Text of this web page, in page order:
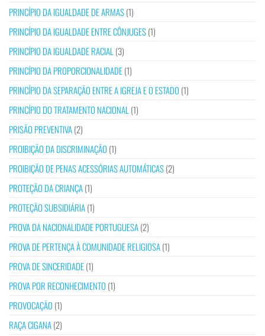
PRINCÍPIO DA IGUALDADE DE ARMAS(1)
PRINCÍPIO DA IGUALDADE ENTRE CÔNJUGES(1)
PRINCÍPIO DA IGUALDADE RACIAL (3)
PRINCÍPIO DA PROPORCIONALIDADE(1)
PRINCÍPIO DA SEPARAÇÃO ENTRE A IGREJA E O ESTADO (1)
PRINCÍPIO DO TRATAMENTO NACIONAL (1)
PRISÃO PREVENTIVA(2)
PROIBIÇÃO DA DISCRIMINAÇÃO (1)
PROIBIÇÃO DE PENAS ACESSÓRIAS AUTOMÁTICAS(2)
PROTEÇÃO DA CRIANÇA(1)
PROTEÇÃO SUBSIDIÁRIA(1)
PROVA DA NACIONALIDADE PORTUGUESA(2)
PROVA DE PERTENÇA À COMUNIDADE RELIGIOSA(1)
PROVA DE SINCERIDADE(1)
PROVA POR RECONHECIMENTO (1)
PROVOCAÇÃO (1)
RAÇA CIGANA(2)